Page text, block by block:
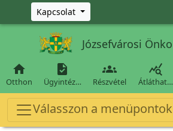
Ugrás a fő tartalomra
Kapcsolat
Józsefvárosi

Otthon

Ügyintéz…

Részvétel

Átláthat…
Válasszon a